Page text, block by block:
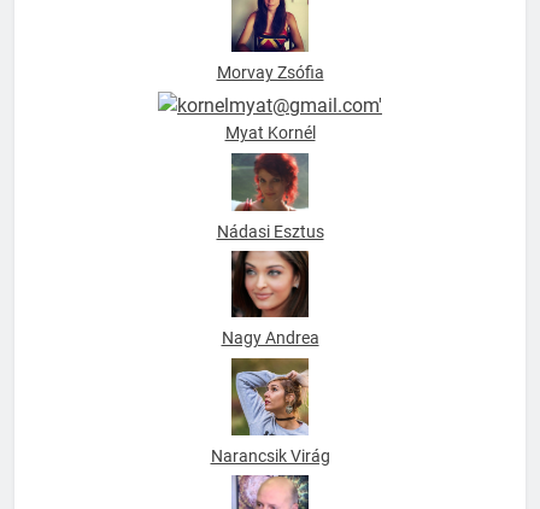
Morvay Zsófia
Myat Kornél
Nádasi Esztus
Nagy Andrea
Narancsik Virág